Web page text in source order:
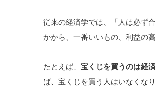
従来の経済学では、「人は必ず
かから、一番いいもの、利益の
たとえば、 宝くじを買うのは経
ば、宝くじを買う人はいなくなり